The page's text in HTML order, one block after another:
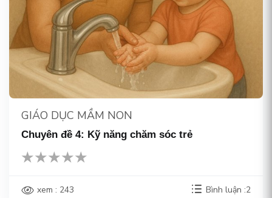
GIÁO DỤC MẦM NON
Chuyên đề 4: Kỹ năng chăm sóc trẻ
xem : 243 Bình luận :2